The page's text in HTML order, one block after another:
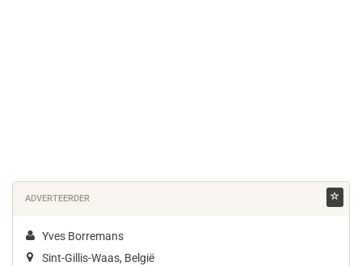
ADVERTEERDER
Yves Borremans
Sint-Gillis-Waas, België